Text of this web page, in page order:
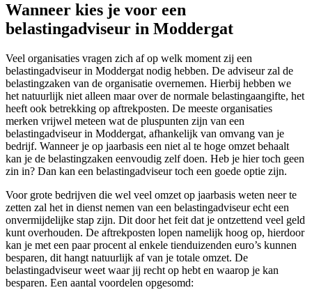
Wanneer kies je voor een
belastingadviseur in Moddergat
Veel organisaties vragen zich af op welk moment zij een
belastingadviseur in Moddergat nodig hebben. De adviseur zal de
belastingzaken van de organisatie overnemen. Hierbij hebben we
het natuurlijk niet alleen maar over de normale belastingaangifte, het
heeft ook betrekking op aftrekposten. De meeste organisaties
merken vrijwel meteen wat de pluspunten zijn van een
belastingadviseur in Moddergat, afhankelijk van omvang van je
bedrijf. Wanneer je op jaarbasis een niet al te hoge omzet behaalt
kan je de belastingzaken eenvoudig zelf doen. Heb je hier toch geen
zin in? Dan kan een belastingadviseur toch een goede optie zijn.
Voor grote bedrijven die wel veel omzet op jaarbasis weten neer te
zetten zal het in dienst nemen van een belastingadviseur echt een
onvermijdelijke stap zijn. Dit door het feit dat je ontzettend veel geld
kunt overhouden. De aftrekposten lopen namelijk hoog op, hierdoor
kan je met een paar procent al enkele tienduizenden euro’s kunnen
besparen, dit hangt natuurlijk af van je totale omzet. De
belastingadviseur weet waar jij recht op hebt en waarop je kan
besparen. Een aantal voordelen opgesomd: